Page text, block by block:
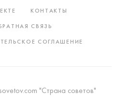
КОНТАКТЫ
СВЯЗЬ
СОГЛАШЕНИЕ
"Страна советов"